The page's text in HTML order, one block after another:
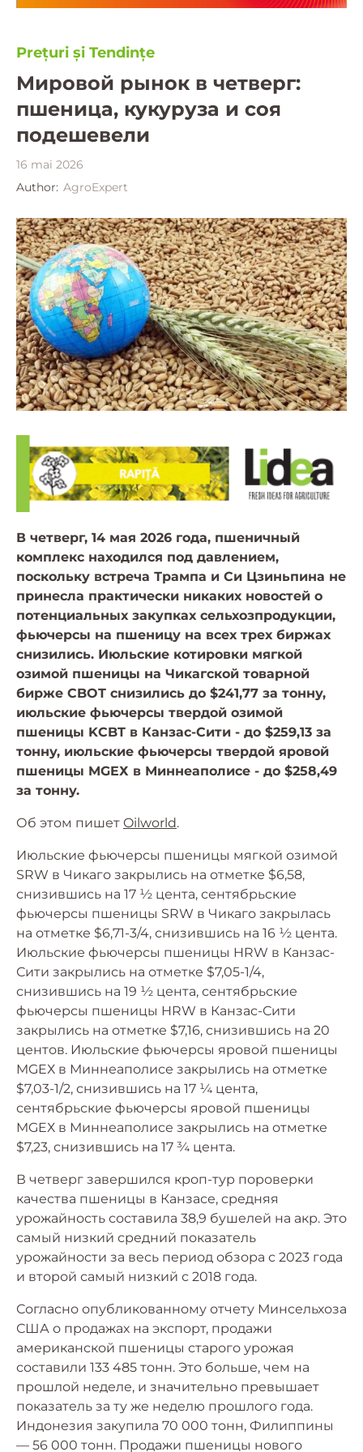
Prețuri și Tendințe
Мировой рынок в четверг:
пшеница, кукуруза и соя
подешевели
16 mai 2026
Author: AgroExpert
В четверг, 14 мая 2026 года, пшеничный
комплекс находился под давлением,
поскольку встреча Трампа и Си Цзиньпина не
принесла практически никаких новостей о
потенциальных закупках сельхозпродукции,
фьючерсы на пшеницу на всех трех биржах
снизились. Июльские котировки мягкой
озимой пшеницы на Чикагской товарной
бирже CBOT снизились до $241,77 за тонну,
июльские фьючерсы твердой озимой
пшеницы KCBT в Канзас-Сити - до $259,13 за
тонну, июльские фьючерсы твердой яровой
пшеницы MGEХ в Миннеаполисе - до $258,49
за тонну.
Об этом пишет Oilworld.
Июльские фьючерсы пшеницы мягкой озимой
SRW в Чикаго закрылись на отметке $6,58,
снизившись на 17 ½ цента, сентябрьские
фьючерсы пшеницы SRW в Чикаго закрылась
на отметке $6,71-3/4, снизившись на 16 ½ цента.
Июльские фьючерсы пшеницы HRW в Канзас-
Сити закрылись на отметке $7,05-1/4,
снизившись на 19 ½ цента, сентябрьские
фьючерсы пшеницы HRW в Канзас-Сити
закрылись на отметке $7,16, снизившись на 20
центов. Июльские фьючерсы яровой пшеницы
MGEХ в Миннеаполисе закрылись на отметке
$7,03-1/2, снизившись на 17 ¼ цента,
сентябрьские фьючерсы яровой пшеницы
MGEХ в Миннеаполисе закрылись на отметке
$7,23, снизившись на 17 ¾ цента.
В четверг завершился кроп-тур пороверки
качества пшеницы в Канзасе, средняя
урожайность составила 38,9 бушелей на акр. Это
самый низкий средний показатель
урожайности за весь период обзора с 2023 года
и второй самый низкий с 2018 года.
Согласно опубликованному отчету Минсельхоза
США о продажах на экспорт, продажи
американской пшеницы старого урожая
составили 133 485 тонн. Это больше, чем на
прошлой неделе, и значительно превышает
показатель за ту же неделю прошлого года.
Индонезия закупила 70 000 тонн, Филиппины
— 56 000 тонн. Продажи пшеницы нового